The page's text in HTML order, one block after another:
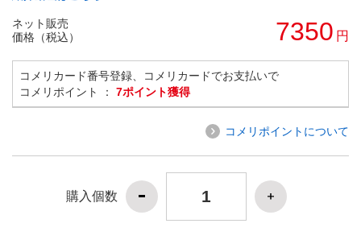
ネット販売
価格（税込）
7350 円
コメリカード番号登録、コメリカードでお支払いで
コメリポイント ： 7ポイント獲得
コメリポイントについて
購入個数